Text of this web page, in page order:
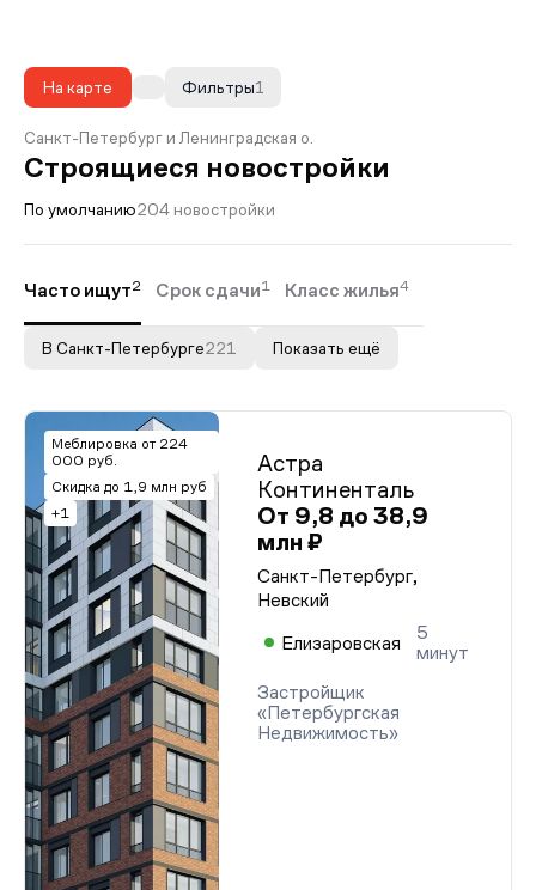
На карте 1
Фильтры
Санкт-Петербург и Ленинградская о.
Строящиеся новостройки
По умолчанию204 новостройки
Часто ищут2 Срок сдачи1 Класс жилья4
В Санкт-Петербурге221 Показать ещё
Меблировка от 224
000 руб.
Скидка до 1,9 млн руб
+1
Астра
Континенталь
От 9,8 до 38,9
млн ₽
Санкт-Петербург,
Невский
Елизаровская
5
минут
Застройщик
«Петербургская
Недвижимость»